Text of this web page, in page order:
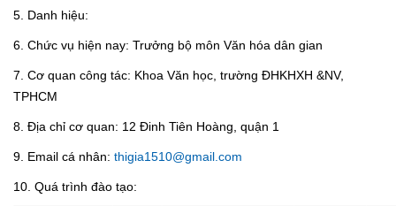
5. Danh hiệu:
6. Chức vụ hiện nay: Trưởng bộ môn Văn hóa dân gian
7. Cơ quan công tác: Khoa Văn học, trường ĐHKHXH &NV,
TPHCM
8. Địa chỉ cơ quan: 12 Đinh Tiên Hoàng, quận 1
9. Email cá nhân: thigia1510@gmail.com
10. Quá trình đào tạo: